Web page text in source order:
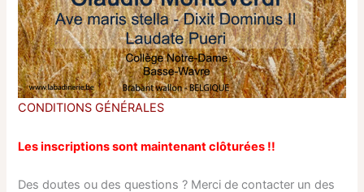
CONDITIONS GÉNÉRALES
Les inscriptions sont maintenant clôturées !!
Des doutes ou des questions ? Merci de contacter un des